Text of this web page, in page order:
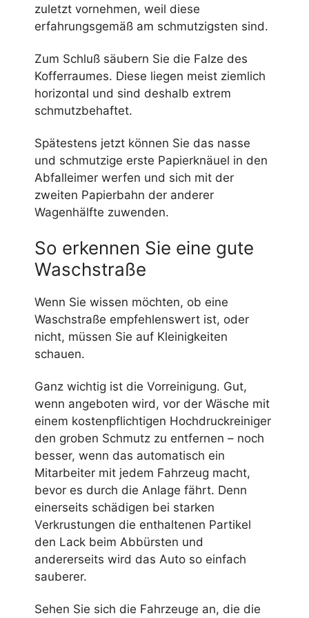
zuletzt vornehmen, weil diese
erfahrungsgemäß am schmutzigsten sind.
Zum Schluß säubern Sie die Falze des
Kofferraumes. Diese liegen meist ziemlich
horizontal und sind deshalb extrem
schmutzbehaftet.
Spätestens jetzt können Sie das nasse
und schmutzige erste Papierknäuel in den
Abfalleimer werfen und sich mit der
zweiten Papierbahn der anderer
Wagenhälfte zuwenden.
So erkennen Sie eine gute
Waschstraße
Wenn Sie wissen möchten, ob eine
Waschstraße empfehlenswert ist, oder
nicht, müssen Sie auf Kleinigkeiten
schauen.
Ganz wichtig ist die Vorreinigung. Gut,
wenn angeboten wird, vor der Wäsche mit
einem kostenpflichtigen Hochdruckreiniger
den groben Schmutz zu entfernen – noch
besser, wenn das automatisch ein
Mitarbeiter mit jedem Fahrzeug macht,
bevor es durch die Anlage fährt. Denn
einerseits schädigen bei starken
Verkrustungen die enthaltenen Partikel
den Lack beim Abbürsten und
andererseits wird das Auto so einfach
sauberer.
Sehen Sie sich die Fahrzeuge an, die die